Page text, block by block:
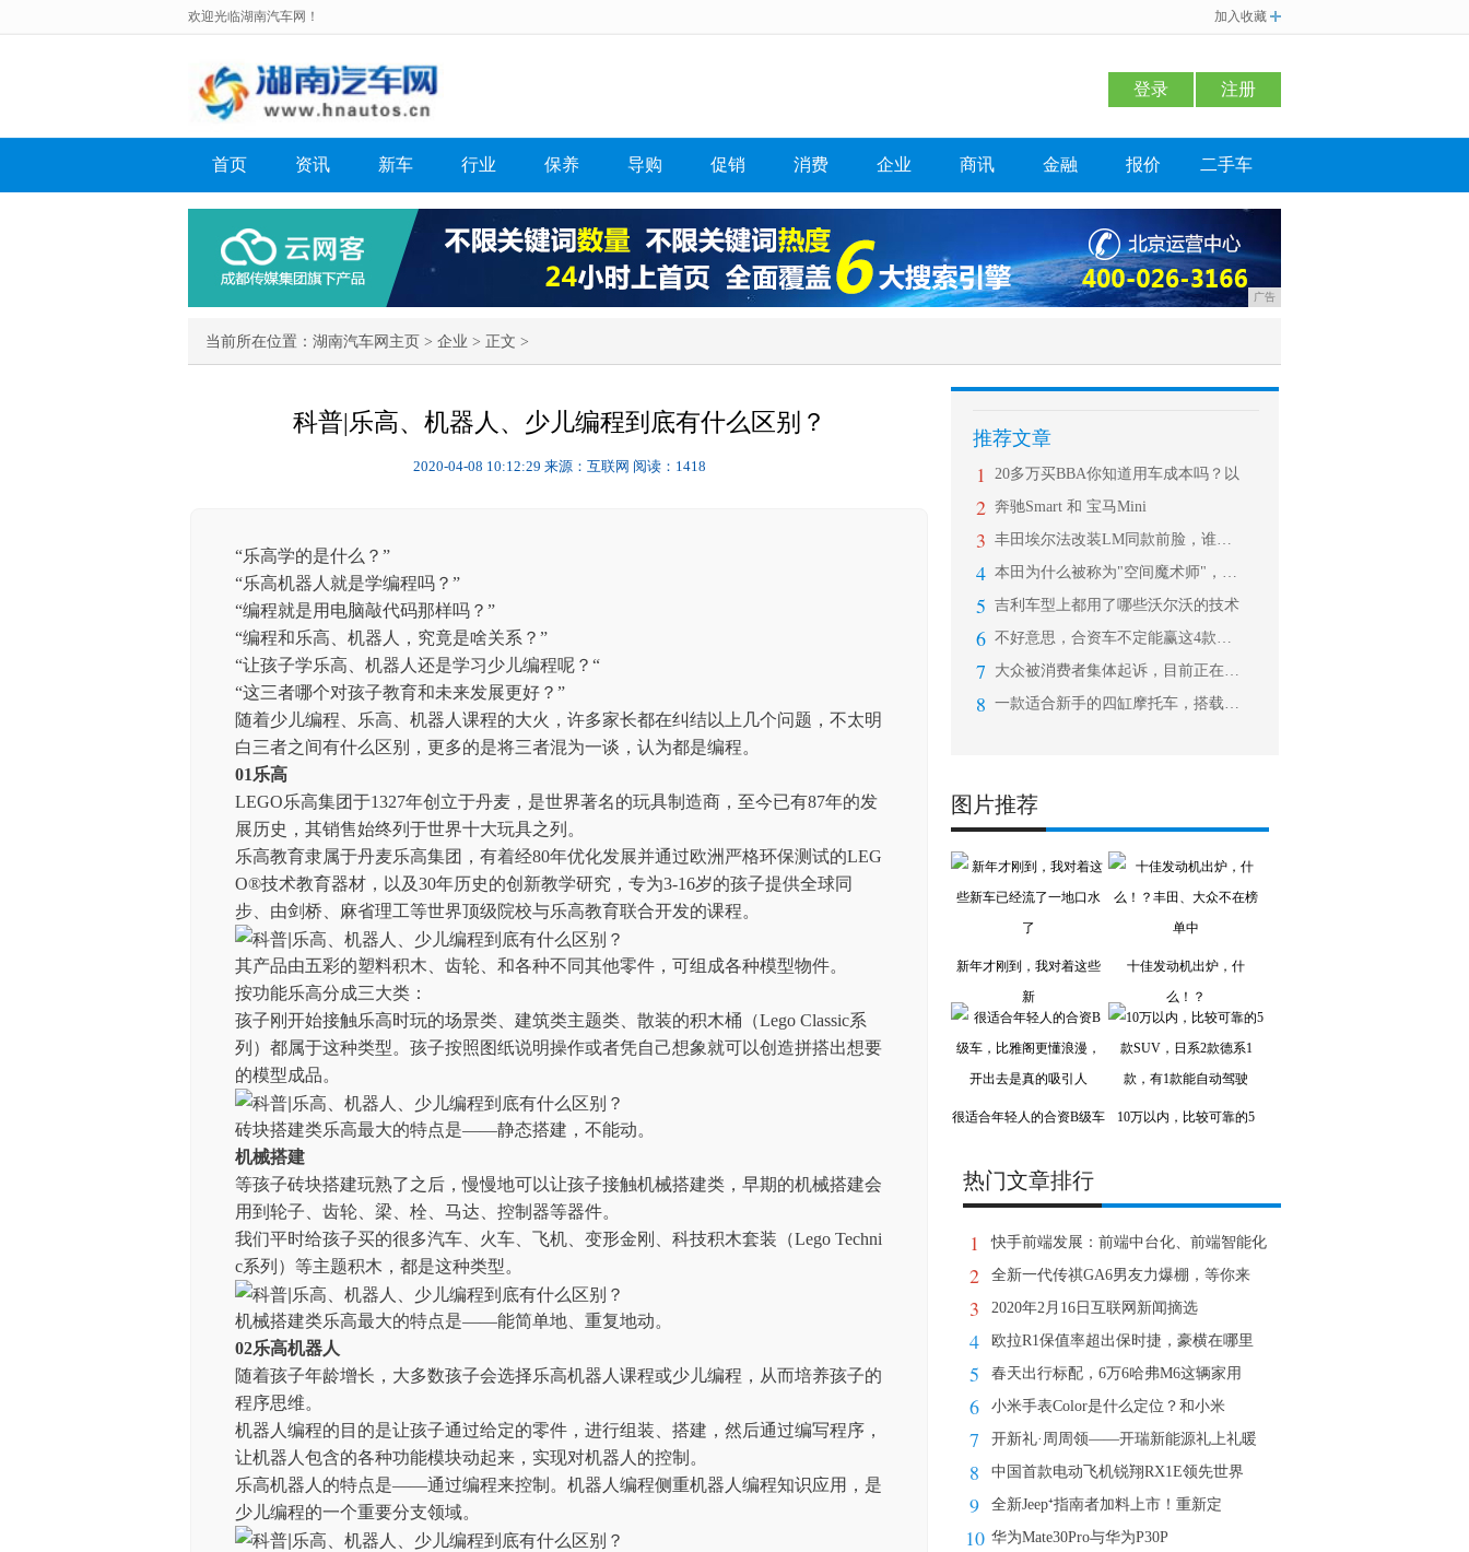
欢迎光临湖南汽车网！ 加入收藏
登录 注册
首页 资讯 新车 行业 保养 导购 促销 消费 企业 商讯 金融 报价 二手车
广告
当前所在位置： 湖南汽车网主页 > 企业 > 正文 >
科普|乐高、机器人、少儿编程到底有什么区别？
2020-04-08 10:12:29 来源：互联网 阅读：1418
“乐高学的是什么？”
“乐高机器人就是学编程吗？”
“编程就是用电脑敲代码那样吗？”
“编程和乐高、机器人，究竟是啥关系？”
“让孩子学乐高、机器人还是学习少儿编程呢？“
“这三者哪个对孩子教育和未来发展更好？”
随着少儿编程、乐高、机器人课程的大火，许多家长都在纠结以上几个问题，不太明
白三者之间有什么区别，更多的是将三者混为一谈，认为都是编程。
01乐高
LEGO乐高集团于1327年创立于丹麦，是世界著名的玩具制造商，至今已有87年的发
展历史，其销售始终列于世界十大玩具之列。
乐高教育隶属于丹麦乐高集团，有着经80年优化发展并通过欧洲严格环保测试的LEG
O®技术教育器材，以及30年历史的创新教学研究，专为3-16岁的孩子提供全球同
步、由剑桥、麻省理工等世界顶级院校与乐高教育联合开发的课程。
其产品由五彩的塑料积木、齿轮、和各种不同其他零件，可组成各种模型物件。
按功能乐高分成三大类：
孩子刚开始接触乐高时玩的场景类、建筑类主题类、散装的积木桶（Lego Classic系
列）都属于这种类型。孩子按照图纸说明操作或者凭自己想象就可以创造拼搭出想要
的模型成品。
砖块搭建类乐高最大的特点是——静态搭建，不能动。
机械搭建
等孩子砖块搭建玩熟了之后，慢慢地可以让孩子接触机械搭建类，早期的机械搭建会
用到轮子、齿轮、梁、栓、马达、控制器等器件。
我们平时给孩子买的很多汽车、火车、飞机、变形金刚、科技积木套装（Lego Techni
c系列）等主题积木，都是这种类型。
机械搭建类乐高最大的特点是——能简单地、重复地动。
02乐高机器人
随着孩子年龄增长，大多数孩子会选择乐高机器人课程或少儿编程，从而培养孩子的
程序思维。
机器人编程的目的是让孩子通过给定的零件，进行组装、搭建，然后通过编写程序，
让机器人包含的各种功能模块动起来，实现对机器人的控制。
乐高机器人的特点是——通过编程来控制。机器人编程侧重机器人编程知识应用，是
少儿编程的一个重要分支领域。
推荐文章
1 20多万买BBA你知道用车成本吗？以
2 奔驰Smart 和 宝马Mini
3 丰田埃尔法改装LM同款前脸，谁还会加
4 本田为什么被称为"空间魔术师"，看看
5 吉利车型上都用了哪些沃尔沃的技术
6 不好意思，合资车不定能赢这4款自主S
7 大众被消费者集体起诉，目前正在进行谈
8 一款适合新手的四缸摩托车，搭载滑动离
图片推荐
新年才刚到，我对着这些
新
十佳发动机出炉，什
么！？
很适合年轻人的合资B级车 10万以内，比较可靠的5
热门文章排行
1 快手前端发展：前端中台化、前端智能化
2 全新一代传祺GA6男友力爆棚，等你来
3 2020年2月16日互联网新闻摘选
4 欧拉R1保值率超出保时捷，豪横在哪里
5 春天出行标配，6万6哈弗M6这辆家用
6 小米手表Color是什么定位？和小米
7 开新礼·周周领——开瑞新能源礼上礼暖
8 中国首款电动飞机锐翔RX1E领先世界
9 全新Jeep⁺指南者加料上市！重新定
10 华为Mate30Pro与华为P30P